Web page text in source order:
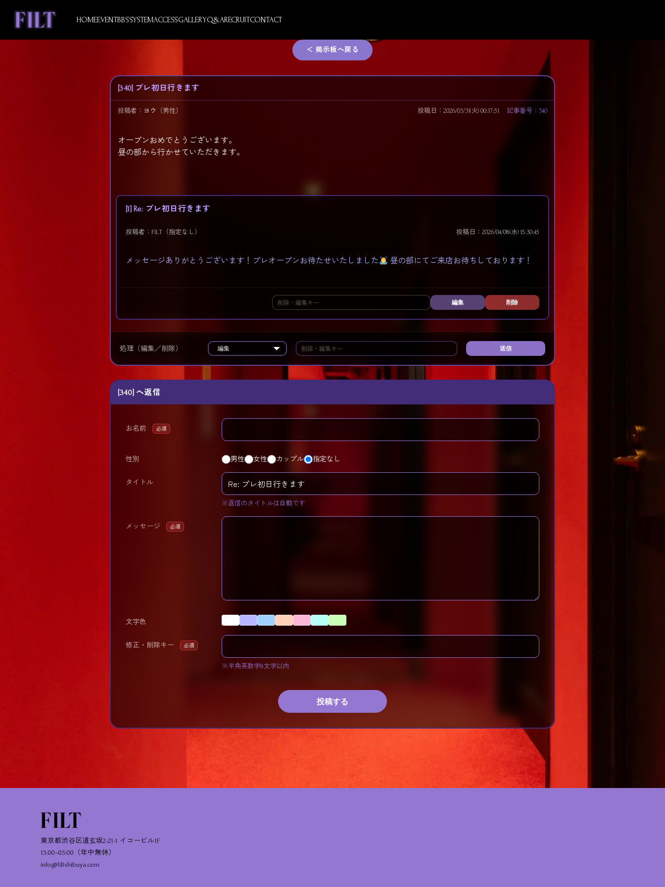
content
HOMEEVENTBBSSYSTEMACCESSGALLERYQ&ARECRUITCONTACT
＜ 掲示板へ戻る
[340] プレ初日行きます
投稿者： ヨウ （男性） 投稿日：2026/03/31(火) 00:17:51 記事番号：340
オープンおめでとうございます。
昼の部から行かせていただきます。
[1] Re: プレ初日行きます
投稿者：FILT（指定なし） 投稿日：2026/04/08(水) 15:30:45
メッセージありがとうございます！プレオープンお待たせいたしました 昼の部にてご来店お待ちしております！
編集 削除
処理（編集／削除） 送信
[340] へ返信
お名前 必須
性別 男性 女性 カップル 指定なし
タイトル
※返信のタイトルは自動です
メッセージ 必須
文字色
修正・削除キー 必須
※半角英数字8文字以内
投稿する
東京都渋谷区道玄坂2-21-1 イコービル1F
13:00–05:00（年中無休）
info@filtshibuya.com